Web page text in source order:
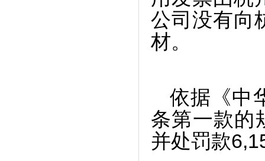
公司没有向
材。
依据《中
条第一款的
并处罚款